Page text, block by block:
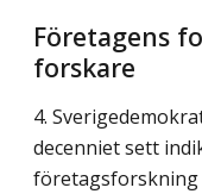
Företagens
forskare
4.
decenniet sett